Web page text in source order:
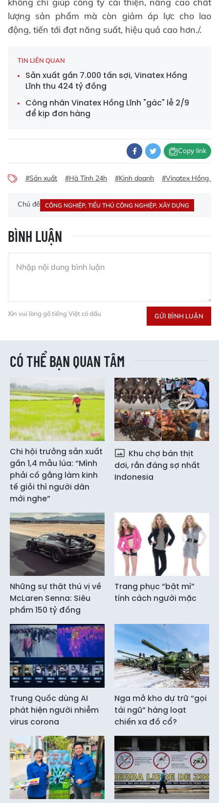
lượng sản phẩm mà còn giảm áp lực cho lao
động, tiến tới đạt năng suất, hiệu quả cao hơn./.
TIN LIÊN QUAN
Sản xuất gần 7.000 tấn sợi, Vinatex Hồng
Lĩnh thu 424 tỷ đồng
Công nhân Vinatex Hồng Lĩnh "gác" lễ 2/9
để kịp đơn hàng
Copy link
#Sản xuất #Hà Tĩnh 24h #Kinh doanh #Vinatex Hồng
Chủ đề CÔNG NGHIỆP, TIỂU THỦ CÔNG NGHIỆP, XÂY DỰNG
BÌNH LUẬN
Xin vui lòng gõ tiếng Việt có dấu GỬI BÌNH LUẬN
CÓ THỂ BẠN QUAN TÂM
Chi hội trưởng sản xuất
gần 1,4 mẫu lúa: “Mình
phải cố gắng làm kinh
tế giỏi thì người dân
mới nghe”
Khu chợ bán thịt
dơi, rắn đáng sợ nhất
Indonesia
Những sự thật thú vị về
McLaren Senna: Siêu
phẩm 150 tỷ đồng
Trang phục “bật mí”
tính cách người mặc
Trung Quốc dùng AI
phát hiện người nhiễm
virus corona
Nga mở kho dự trữ “gọi
tái ngũ” hàng loạt
chiến xa đồ cổ?